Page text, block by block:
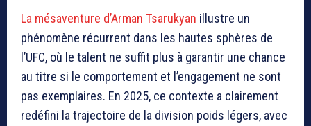
La mésaventure d’Arman Tsarukyan illustre un
phénomène récurrent dans les hautes sphères de
l’UFC, où le talent ne suffit plus à garantir une chance
au titre si le comportement et l’engagement ne sont
pas exemplaires. En 2025, ce contexte a clairement
redéfini la trajectoire de la division poids légers, avec